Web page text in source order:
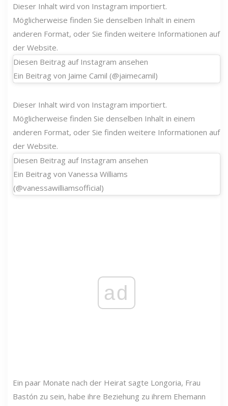
Dieser Inhalt wird von Instagram importiert.
Möglicherweise finden Sie denselben Inhalt in einem
anderen Format, oder Sie finden weitere Informationen auf
der Website.
Diesen Beitrag auf Instagram ansehen
Ein Beitrag von Jaime Camil (@jaimecamil)
Dieser Inhalt wird von Instagram importiert.
Möglicherweise finden Sie denselben Inhalt in einem
anderen Format, oder Sie finden weitere Informationen auf
der Website.
Diesen Beitrag auf Instagram ansehen
Ein Beitrag von Vanessa Williams
(@vanessawilliamsofficial)
ad
Ein paar Monate nach der Heirat sagte Longoria, Frau
Bastón zu sein, habe ihre Beziehung zu ihrem Ehemann